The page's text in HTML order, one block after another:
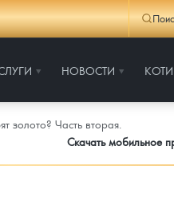
НОВОСТИ
золото? Часть вторая.
Скачать мобильное